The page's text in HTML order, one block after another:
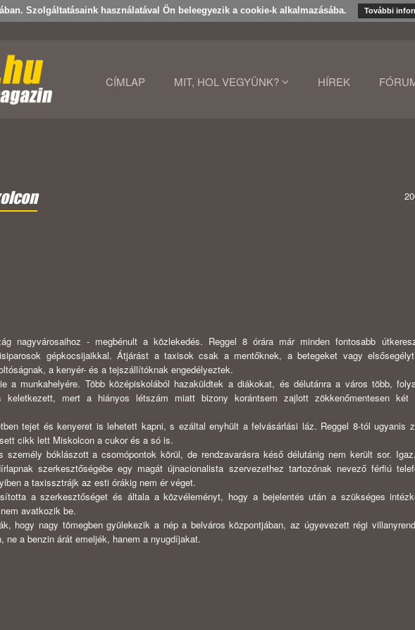
Szolgáltatásaink használatával Ön beleegyezik a cookie-k alkalmazásába. További
CÍMLAP MIT, HOL VEGYÜNK? HÍREK
nagyvárosaihoz - megbénult a közle­kedés. Reggel 8 órára már minden fontosabb
gépkocsijaikkal. Átjárást a taxisok csak a mentők­nek, a betegeket vagy
a kenyér- és a tejszállítóknak engedélyeztek.
a munkahelyére. Több középiskolából hazaküldtek a diákokat, és délutánra a város több,
keletkezett, mert a hiányos létszám miatt bizony korántsem zajlott zökkenőmentesen két
tejet és kenyeret is lehetett kapni, s ezáltal enyhült a felvásárlási láz. Reggel 8-tól ugyanis
cikk lett Miskolcon a cukor és a só is.
személy bóklászott a csomópontok körül, de rendzavarásra késő délutánig nem került sor.
szerkesztőségébe egy magát újnacionalista szervezethez tartozónak neve­ző férfiú
a taxissztrájk az esti órákig nem ér véget.
a szerkesz­tőséget és általa a közvéleményt, hogy a bejelentés után a szükséges
avatkozik be.
hogy nagy tömegben gyülekezik a nép a belváros központjában, az úgyevezett régi
ne a benzin árát emeljék, hanem a nyugdíjakat.